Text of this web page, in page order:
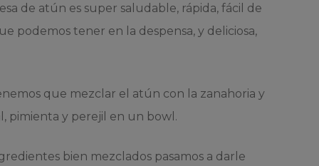
de atún es super saludable, rápida, fácil de
podemos tener en la despensa, y deliciosa,
que mezclar el atún con la zanahoria y
pimienta y perejil en un bowl.
bien mezclados pasamos a darle